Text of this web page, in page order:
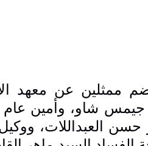
ممثلين عن معهد
جيمس شاو، وأمين عام
حسن العبداللات،